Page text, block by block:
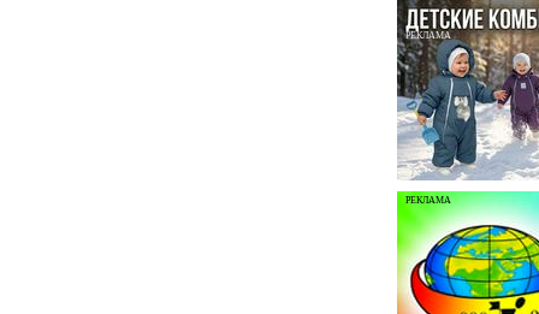
РЕКЛАМА
РЕКЛАМА